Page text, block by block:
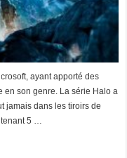
ayant apporté des
en son genre. La série Halo a
jamais dans les tiroirs de
5 …